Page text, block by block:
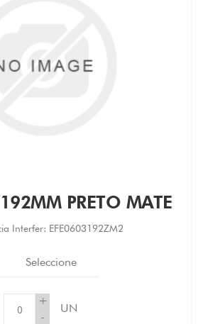
PRETO MATE
Interfer: EFE0603192ZM2
Seleccione
+
-
UN